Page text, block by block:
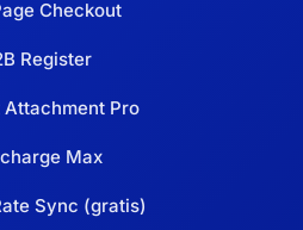
Checkout
Register
Attachment Pro
Max
Sync (gratis)